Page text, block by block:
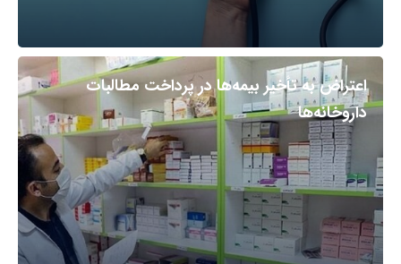
اعتراض به تأخیر بیمه‌ها در پرداخت مطالبات
داروخانه‌ها